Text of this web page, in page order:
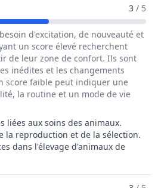
Métier De Eleveur / 3 / 5
d'excitation, de nouveauté et
un score élevé recherchent
de leur zone de confort. Ils sont
inédites et les changements
score faible peut indiquer une
la routine et un mode de vie
liées aux soins des animaux.
la reproduction et de la sélection.
dans l'élevage d'animaux de